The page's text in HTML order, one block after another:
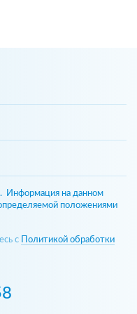
на данном
положениями
с
Политикой обработки